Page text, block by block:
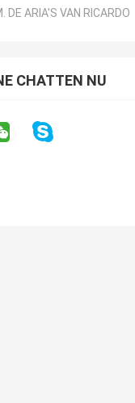
DE ARIA'S VAN RICARDO
CHATTEN NU